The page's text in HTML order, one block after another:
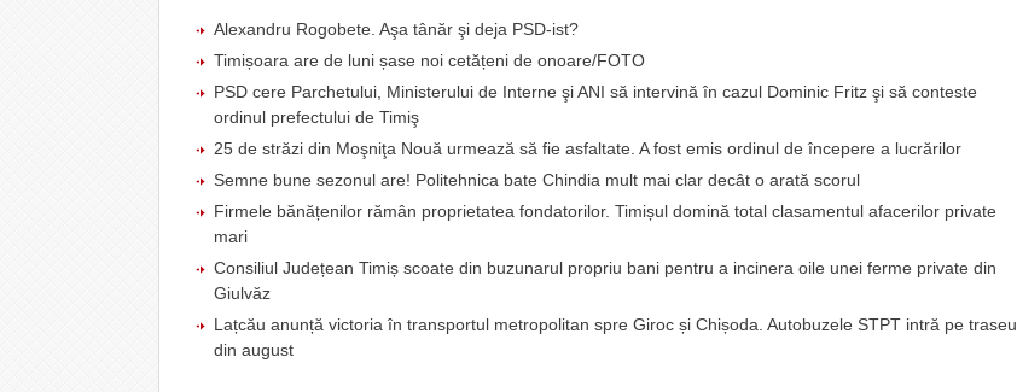
Alexandru Rogobete. Aşa tânăr şi deja PSD-ist?
Timișoara are de luni șase noi cetățeni de onoare/FOTO
PSD cere Parchetului, Ministerului de Interne şi ANI să intervină în cazul Dominic Fritz şi să conteste
ordinul prefectului de Timiş
25 de străzi din Moşniţa Nouă urmează să fie asfaltate. A fost emis ordinul de începere a lucrărilor
Semne bune sezonul are! Politehnica bate Chindia mult mai clar decât o arată scorul
Firmele bănățenilor rămân proprietatea fondatorilor. Timișul domină total clasamentul afacerilor private
mari
Consiliul Județean Timiș scoate din buzunarul propriu bani pentru a incinera oile unei ferme private din
Giulvăz
Lațcău anunță victoria în transportul metropolitan spre Giroc și Chișoda. Autobuzele STPT intră pe traseu
din august